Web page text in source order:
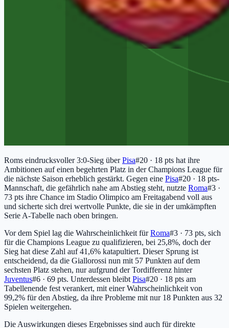
Roms eindrucksvoller 3:0-Sieg überPisa#20 · 18 pts hat ihre
Ambitionen auf einen begehrten Platz in der Champions League für
die nächste Saison erheblich gestärkt. Gegen eine Pisa#20 · 18 pts-
Mannschaft, die gefährlich nahe am Abstieg steht, nutzte Roma#3 ·
73 pts ihre Chance im Stadio Olimpico am Freitagabend voll aus
und sicherte sich drei wertvolle Punkte, die sie in der umkämpften
Serie A-Tabelle nach oben bringen.
Vor dem Spiel lag die Wahrscheinlichkeit fürRoma#3 · 73 pts, sich
für die Champions League zu qualifizieren, bei 25,8%, doch der
Sieg hat diese Zahl auf 41,6% katapultiert. Dieser Sprung ist
entscheidend, da die Giallorossi nun mit 57 Punkten auf dem
sechsten Platz stehen, nur aufgrund der Tordifferenz hinter
Juventus#6 · 69 pts. Unterdessen bleibt Pisa#20 · 18 pts am
Tabellenende fest verankert, mit einer Wahrscheinlichkeit von
99,2% für den Abstieg, da ihre Probleme mit nur 18 Punkten aus 32
Spielen weitergehen.
Die Auswirkungen dieses Ergebnisses sind auch für direkte